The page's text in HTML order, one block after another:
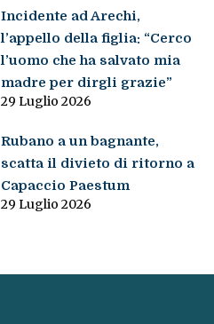
Incidente ad Arechi,
l’appello della figlia: “Cerco
l’uomo che ha salvato mia
madre per dirgli grazie”
29 Luglio 2026
Rubano a un bagnante,
scatta il divieto di ritorno a
Capaccio Paestum
29 Luglio 2026